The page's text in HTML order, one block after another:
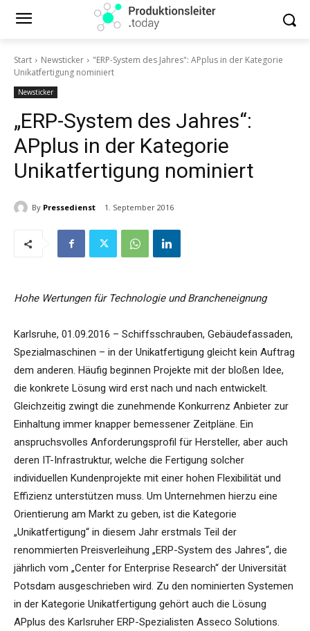
Start Newsticker
"ERP-System des Jahres": APplus in der Kategorie
Unikatfertigung nominiert
Newsticker
„ERP-System des Jahres“:
APplus in der Kategorie
Unikatfertigung nominiert
By Pressedienst 1. September 2016
Hohe Wertungen für Technologie und Brancheneignung
Karlsruhe, 01.09.2016 – Schiffsschrauben, Gebäudefassaden,
Spezialmaschinen – in der Unikatfertigung gleicht kein Auftrag
dem anderen. Häufig beginnen Projekte mit der bloßen Idee,
die konkrete Lösung wird erst nach und nach entwickelt.
Gleichzeitig zwingt die zunehmende Konkurrenz Anbieter zur
Einhaltung immer knapper bemessener Zeitpläne. Ein
anspruchsvolles Anforderungsprofil für Hersteller, aber auch
deren IT-Infrastruktur, welche die Fertigung solcher
individuellen Kundenprojekte mit einer hohen Flexibilität und
Effizienz unterstützen muss. Um Unternehmen hierzu eine
Orientierung am Markt zu geben, ist die Kategorie
„Unikatfertigung“ in diesem Jahr erstmals Teil der
renommierten Preisverleihung „ERP-System des Jahres“, die
jährlich vom „Center for Enterprise Research“ der Universität
Potsdam ausgeschrieben wird. Zu den nominierten Systemen
in der Kategorie Unikatfertigung gehört auch die Lösung
APplus des Karlsruher ERP-Spezialisten Asseco Solutions.